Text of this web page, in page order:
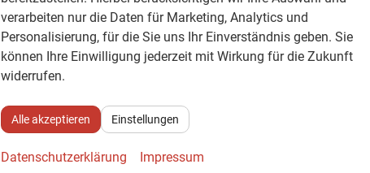
Fahrzeugnr. 867004 Getriebe
Doppelkupplungsgetriebe (DSG)
Kraftstoff Benzin Leistung 110 kW (150 PS)
verarbeiten nur die Daten für Marketing, Analytics und
Personalisierung, für die Sie uns Ihr Einverständnis geben. Sie
können Ihre Einwilligung jederzeit mit Wirkung für die Zukunft
widerrufen.
Alle akzeptieren Einstellungen
Datenschutzerklärung Impressum